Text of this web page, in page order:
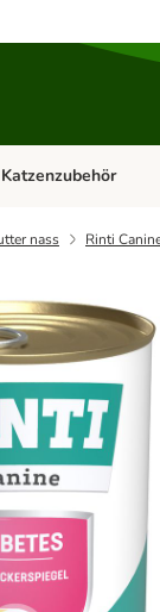
Menü
Katzenzubehör
nass Rinti